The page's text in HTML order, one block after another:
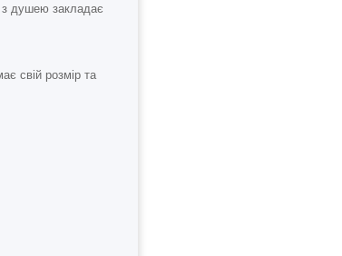
з душею закладає
свій розмір та